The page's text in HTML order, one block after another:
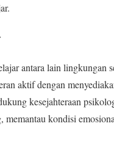
antara lain lingkungan
aktif dengan
kesejahteraan
kondisi